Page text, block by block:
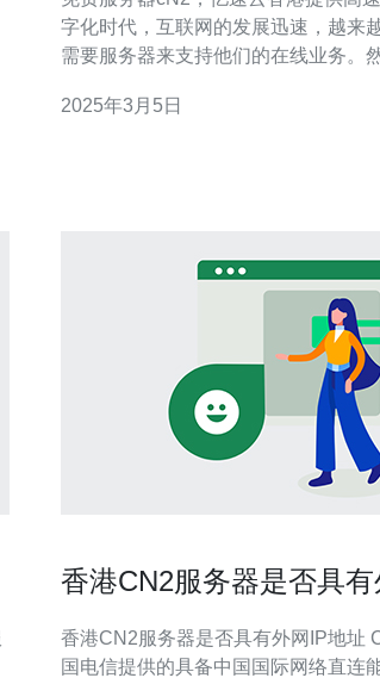
字化时代，互联网的发展迅速，越来
需要服务器来支持他们的在线业务。
解决这一问题，亿速云香港提供了免
2025年3月5日
香港CN2服务器是否具
香港CN2服务器是否具有外网IP地址 CN2服务器是指由中
国电信提供的具备中国国际网络直连